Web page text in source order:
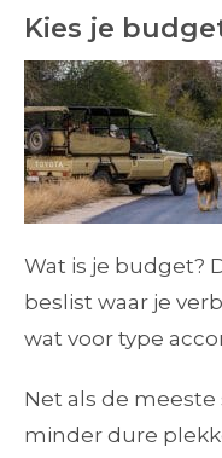
Kies je
Wat is je budget?
beslist waar je
wat voor type
Net als de
minder dure